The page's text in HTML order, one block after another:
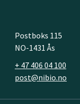
Postboks 115
NO-1431 Ås
+ 47 406 04 100
post@nibio.no